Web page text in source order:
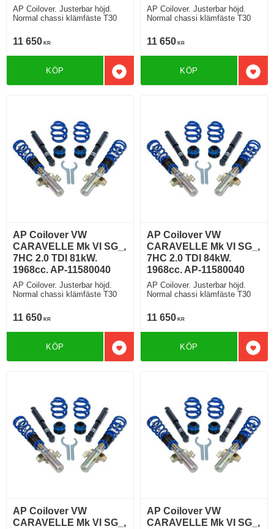
AP Coilover. Justerbar höjd.
Normal chassi klämfäste T30
11 650 KR
Lägg till i favoriter
KÖP
AP Coilover. Justerbar höjd.
Normal chassi klämfäste T30
11 650 KR
KÖP
AP Coilover VW
CARAVELLE Mk VI SG_,
7HC 2.0 TDI 81kW.
1968cc. AP-11580040
AP Coilover. Justerbar höjd.
Normal chassi klämfäste T30
11 650 KR
Lägg till i favoriter
KÖP
AP Coilover VW
CARAVELLE Mk VI SG_,
7HC 2.0 TDI 84kW.
1968cc. AP-11580040
AP Coilover. Justerbar höjd.
Normal chassi klämfäste T30
11 650 KR
KÖP
AP Coilover VW
CARAVELLE Mk VI SG_,
AP Coilover VW
CARAVELLE Mk VI SG_,